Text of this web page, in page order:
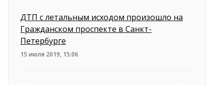
ДТП с летальным исходом произошло на
Гражданском проспекте в Санкт-
Петербурге
15 июля 2019, 15:06